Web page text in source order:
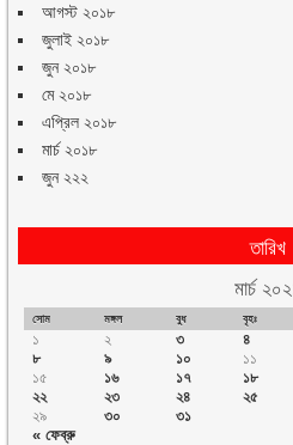
আগস্ট ২০১৮
জুলাই ২০১৮
জুন ২০১৮
মে ২০১৮
এপ্রিল ২০১৮
মার্চ ২০১৮
জুন ২২২
তারিখ
মার্চ
সোম মঙ্গল বুধ বৃহঃ
« ফেব্রু
১ ২ ৩ ৪
৮
৯ ১০ ১১
১৫
১৬ ১৭ ১৮
২২
২৩ ২৪ ২৫
২৯
৩০ ৩১